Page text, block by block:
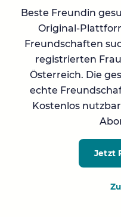
Beste Freundin
Original-
Freundschaften
registrierten
Österreich. Die
echte
Kostenlos
Jetzt